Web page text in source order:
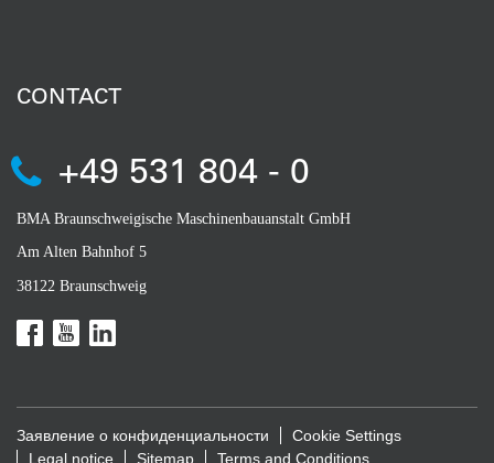
CONTACT
+49 531 804 - 0
BMA Braunschweigische Maschinenbauanstalt GmbH
Am Alten Bahnhof 5
38122 Braunschweig
Заявление о конфиденциальности
Cookie Settings
Legal notice
Sitemap Terms and Conditions